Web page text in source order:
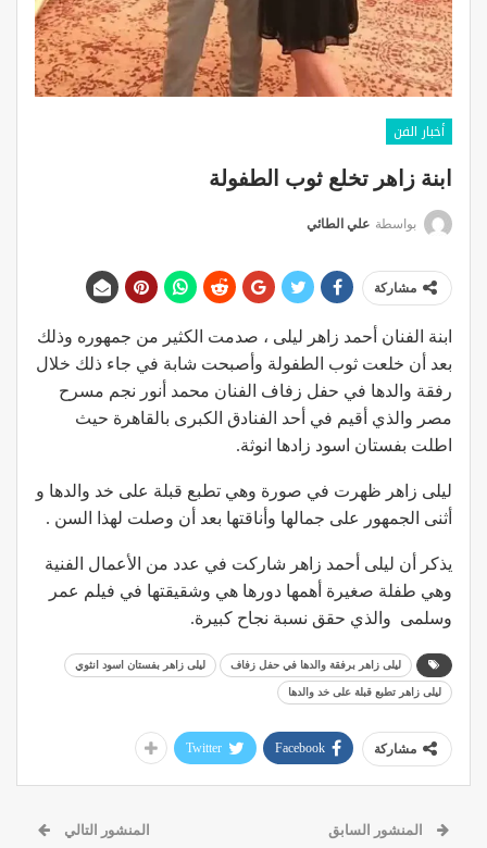
أخبار الفن
ابنة زاهر تخلع ثوب الطفولة
بواسطة علي الطائي
مشاركة
ابنة الفنان أحمد زاهر ليلى ، صدمت الكثير من جمهوره وذلك
بعد أن خلعت ثوب الطفولة وأصبحت شابة في جاء ذلك خلال
رفقة والدها في حفل زفاف الفنان محمد أنور نجم مسرح
مصر والذي أقيم في أحد الفنادق الكبرى بالقاهرة حيث
اطلت بفستان اسود زادها انوثة.
ليلى زاهر ظهرت في صورة وهي تطبع قبلة على خد والدها و
أثنى الجمهور على جمالها وأناقتها بعد أن وصلت لهذا السن .
يذكر أن ليلى أحمد زاهر شاركت في عدد من الأعمال الفنية
وهي طفلة صغيرة أهمها دورها هي وشقيقتها في فيلم عمر
وسلمى والذي حقق نسبة نجاح كبيرة.
ليلى زاهر برفقة والدها في حفل زفاف ليلى زاهر بفستان اسود انثوي
ليلى زاهر تطبع قبلة على خد والدها
مشاركة Facebook
Twitter
المنشور السابق المنشور التالي